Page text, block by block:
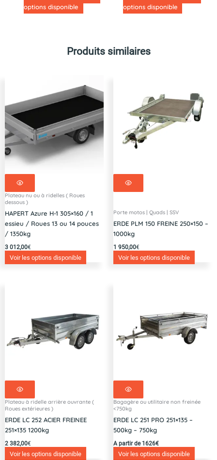
options disponible
options disponible
Produits similaires
Plateau nu ou à ridelles ( Roues
dessous )
HAPERT Azure H-1 305×160 / 1
essieu / Roues 13 ou 14 pouces
/ 1350kg
3 012,00€
Voir les options disponible
Porte motos | Quads | SSV
ERDE PLM 150 FREINE 250×150 –
1000kg
1 950,00€
Voir les options disponible
Plateau à ridelle arrière ouvrante (
Roues extérieures )
ERDE LC 252 ACIER FREINEE
251×135 1200kg
2 382,00€
Voir les options disponible
Bagagère ou utilitaire non freinée
<750kg
ERDE LC 251 PRO 251×135 –
500kg – 750kg
A partir de 1626€
Voir les options disponible